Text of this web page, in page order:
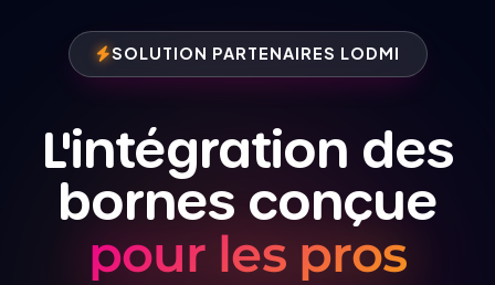
SOLUTION PARTENAIRES LODMI
L'intégration des
bornes conçue
pour les pros